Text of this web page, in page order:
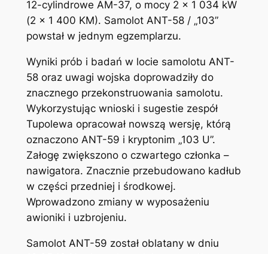
12-cylindrowe AM-37, o mocy 2 x 1 034 kW
(2 x 1 400 KM). Samolot ANT-58 / „103”
powstał w jednym egzemplarzu.
Wyniki prób i badań w locie samolotu ANT-
58 oraz uwagi wojska doprowadziły do
znacznego przekonstruowania samolotu.
Wykorzystując wnioski i sugestie zespół
Tupolewa opracował nowszą wersję, którą
oznaczono ANT-59 i kryptonim „103 U”.
Załogę zwiększono o czwartego członka –
nawigatora. Znacznie przebudowano kadłub
w części przedniej i środkowej.
Wprowadzono zmiany w wyposażeniu
awioniki i uzbrojeniu.
Samolot ANT-59 został oblatany w dniu